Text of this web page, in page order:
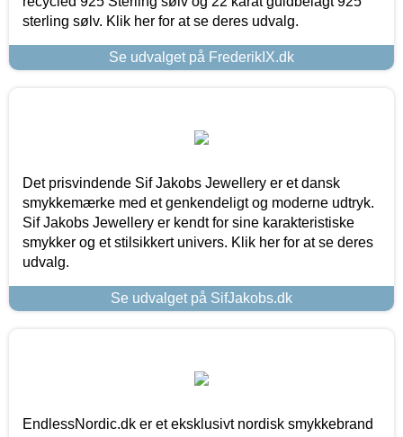
sterling sølv. Klik her for at se deres udvalg.
Se udvalget på FrederikIX.dk
Det prisvindende Sif Jakobs Jewellery er et dansk
smykkemærke med et genkendeligt og moderne udtryk.
Sif Jakobs Jewellery er kendt for sine karakteristiske
smykker og et stilsikkert univers. Klik her for at se deres
udvalg.
Se udvalget på SifJakobs.dk
EndlessNordic.dk er et eksklusivt nordisk smykkebrand